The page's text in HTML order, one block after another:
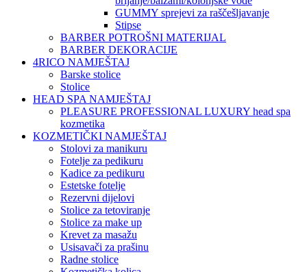
GUMMY sprejevi za raščešljavanje
Stipse
BARBER POTROŠNI MATERIJAL
BARBER DEKORACIJE
4RICO NAMJEŠTAJ
Barske stolice
Stolice
HEAD SPA NAMJEŠTAJ
PLEASURE PROFESSIONAL LUXURY head spa
kozmetika
KOZMETIČKI NAMJEŠTAJ
Stolovi za manikuru
Fotelje za pedikuru
Kadice za pedikuru
Estetske fotelje
Rezervni dijelovi
Stolice za tetoviranje
Stolice za make up
Krevet za masažu
Usisavači za prašinu
Radne stolice